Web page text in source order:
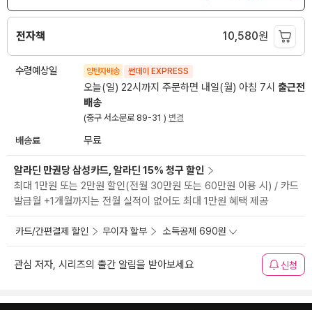
전자책 10,580원
수령예상일 양탄자배송 썬데이 EXPRESS
오늘(일) 22시까지 주문하면 내일(월) 아침 7시 출근전
배송
(중구 서소문로 89-31 ) 변경
배송료 무료
알라딘 만권당 삼성카드, 알라딘 15% 청구 할인
최대 1만원 또는 2만원 할인(전월 30만원 또는 60만원 이용 시) / 카드
발급월 +1개월까지는 전월 실적이 없어도 최대 1만원 혜택 제공
카드/간편결제 할인 무이자 할부 소득공제 690원
관심 저자, 시리즈의 출간 알림을 받아보세요 신청